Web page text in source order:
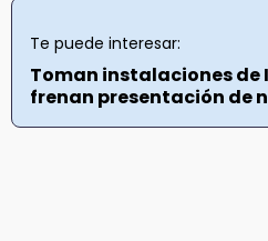
Te puede interesar:
Toman instalaciones de
frenan presentación de